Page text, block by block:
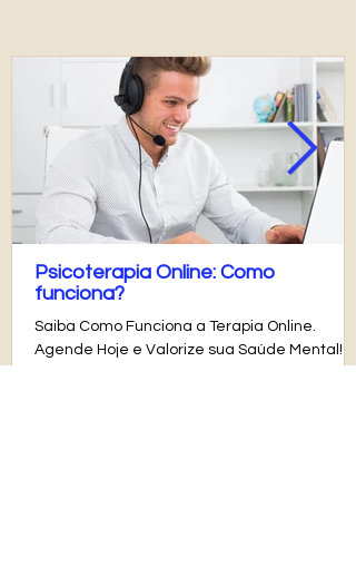
Psicoterapia Online: Como
funciona?
Saiba Como Funciona a Terapia Online.
Agende Hoje e Valorize sua Saúde Mental!